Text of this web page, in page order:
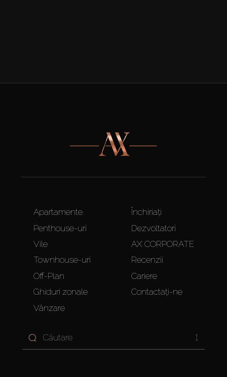
Apartamente
Penthouse-uri
Vile
Townhouse-uri
Off-Plan
Ghiduri zonale
Vânzare
Închiriați
Dezvoltatori
AX CORPORATE
Recenzii
Cariere
Contactați-ne
1